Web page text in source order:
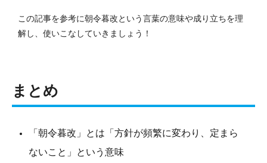
この記事を参考に朝令暮改という言葉の意味や成り立ちを理
解し、使いこなしていきましょう！
まとめ
「朝令暮改」とは「方針が頻繁に変わり、定まら
ないこと」という意味